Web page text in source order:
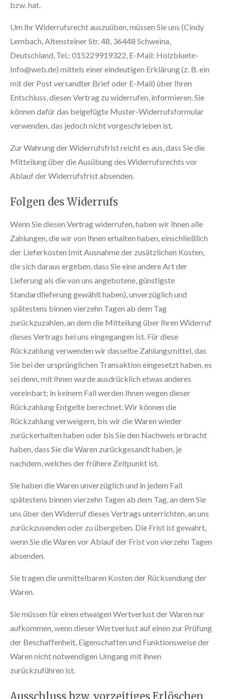
bzw. hat.
Um Ihr Widerrufsrecht auszuüben, müssen Sie uns (Cindy
Lembach, Altensteiner Str. 48, 36448 Schweina,
Deutschland, Tel.: 015229919322, E-Mail: Holzbluete-
Info@web.de) mittels einer eindeutigen Erklärung (z. B. ein
mit der Post versandter Brief oder E-Mail) über Ihren
Entschluss, diesen Vertrag zu widerrufen, informieren. Sie
können dafür das beigefügte Muster-Widerrufsformular
verwenden, das jedoch nicht vorgeschrieben ist.
Zur Wahrung der Widerrufsfrist reicht es aus, dass Sie die
Mitteilung über die Ausübung des Widerrufsrechts vor
Ablauf der Widerrufsfrist absenden.
Folgen des Widerrufs
Wenn Sie diesen Vertrag widerrufen, haben wir Ihnen alle
Zahlungen, die wir von Ihnen erhalten haben, einschließlich
der Lieferkosten (mit Ausnahme der zusätzlichen Kosten,
die sich daraus ergeben, dass Sie eine andere Art der
Lieferung als die von uns angebotene, günstigste
Standardlieferung gewählt haben), unverzüglich und
spätestens binnen vierzehn Tagen ab dem Tag
zurückzuzahlen, an dem die Mitteilung über Ihren Widerruf
dieses Vertrags bei uns eingegangen ist. Für diese
Rückzahlung verwenden wir dasselbe Zahlungsmittel, das
Sie bei der ursprünglichen Transaktion eingesetzt haben, es
sei denn, mit Ihnen wurde ausdrücklich etwas anderes
vereinbart; in keinem Fall werden Ihnen wegen dieser
Rückzahlung Entgelte berechnet. Wir können die
Rückzahlung verweigern, bis wir die Waren wieder
zurückerhalten haben oder bis Sie den Nachweis erbracht
haben, dass Sie die Waren zurückgesandt haben, je
nachdem, welches der frühere Zeitpunkt ist.
Sie haben die Waren unverzüglich und in jedem Fall
spätestens binnen vierzehn Tagen ab dem Tag, an dem Sie
uns über den Widerruf dieses Vertrags unterrichten, an uns
zurückzusenden oder zu übergeben. Die Frist ist gewahrt,
wenn Sie die Waren vor Ablauf der Frist von vierzehn Tagen
absenden.
Sie tragen die unmittelbaren Kosten der Rücksendung der
Waren.
Sie müssen für einen etwaigen Wertverlust der Waren nur
aufkommen, wenn dieser Wertverlust auf einen zur Prüfung
der Beschaffenheit, Eigenschaften und Funktionsweise der
Waren nicht notwendigen Umgang mit ihnen
zurückzuführen ist.
Ausschluss bzw. vorzeitiges Erlöschen